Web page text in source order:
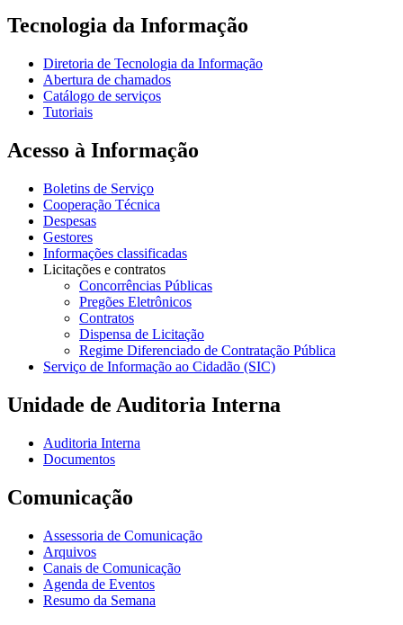
Tecnologia da Informação
Diretoria de Tecnologia da Informação
Abertura de chamados
Catálogo de serviços
Tutoriais
Acesso à Informação
Boletins de Serviço
Cooperação Técnica
Despesas
Gestores
Informações classificadas
Licitações e contratos
Concorrências Públicas
Pregões Eletrônicos
Contratos
Dispensa de Licitação
Regime Diferenciado de Contratação Pública
Serviço de Informação ao Cidadão (SIC)
Unidade de Auditoria Interna
Auditoria Interna
Documentos
Comunicação
Assessoria de Comunicação
Arquivos
Canais de Comunicação
Agenda de Eventos
Resumo da Semana